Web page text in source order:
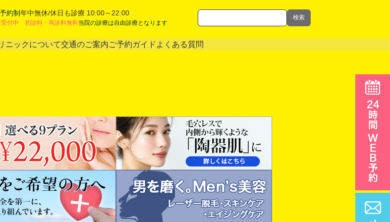
約制年中無休/休日も診療 10:00～22:00
受付中 初診料・再診料無料当院の診療は自由診療となります
検索
ニックについて交通のご案内ご予約ガイド よくある質問